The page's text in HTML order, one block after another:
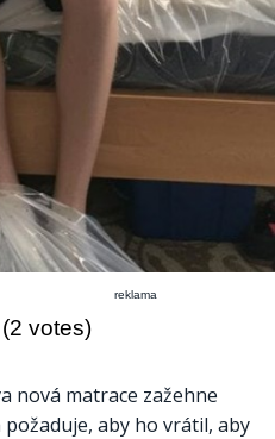
reklama
votes)
nová matrace zažehne
aby ho vrátil, aby